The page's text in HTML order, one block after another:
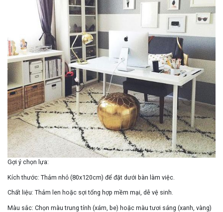
Gợi ý chọn lựa:
Kích thước: Thảm nhỏ (80x120cm) để đặt dưới bàn làm việc.
Chất liệu: Thảm len hoặc sợi tổng hợp mềm mại, dễ vệ sinh.
Màu sắc: Chọn màu trung tính (xám, be) hoặc màu tươi sáng (xanh, vàng)